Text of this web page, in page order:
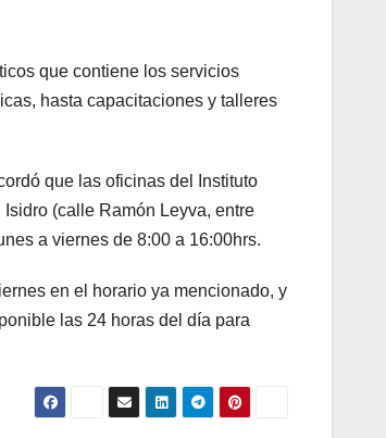
que contiene los servicios
hasta capacitaciones y talleres
que las oficinas del Instituto
(calle Ramón Leyva, entre
a viernes de 8:00 a 16:00hrs.
en el horario ya mencionado, y
las 24 horas del día para